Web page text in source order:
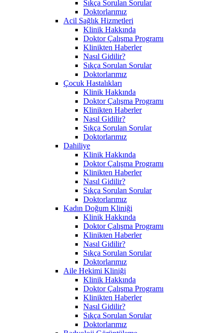
Sıkça Sorulan Sorular
Doktorlarımız
Acil Sağlık Hizmetleri
Klinik Hakkında
Doktor Çalışma Programı
Klinikten Haberler
Nasıl Gidilir?
Sıkça Sorulan Sorular
Doktorlarımız
Çocuk Hastalıkları
Klinik Hakkında
Doktor Çalışma Programı
Klinikten Haberler
Nasıl Gidilir?
Sıkça Sorulan Sorular
Doktorlarımız
Dahiliye
Klinik Hakkında
Doktor Çalışma Programı
Klinikten Haberler
Nasıl Gidilir?
Sıkça Sorulan Sorular
Doktorlarımız
Kadın Doğum Kliniği
Klinik Hakkında
Doktor Çalışma Programı
Klinikten Haberler
Nasıl Gidilir?
Sıkça Sorulan Sorular
Doktorlarımız
Aile Hekimi Kliniği
Klinik Hakkında
Doktor Çalışma Programı
Klinikten Haberler
Nasıl Gidilir?
Sıkça Sorulan Sorular
Doktorlarımız